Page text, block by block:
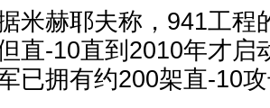
米赫耶夫称，941工程
直-10直到2010年才启
已拥有约200架直-10